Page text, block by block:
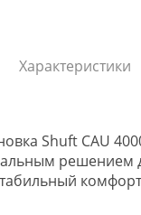
Характеристики
Shuft CAU
решением